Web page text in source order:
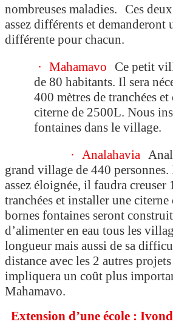
nombreuses maladies. Ces
assez différents et demanderont
différente pour chacun.
· Mahamavo Ce petit
de 80 habitants. Il sera
400 mètres de tranchées
citerne de 2500L. Nous
fontaines dans le village.
· Analahavia
grand village de 440 personnes.
assez éloignée, il faudra creuser
tranchées et installer une
bornes fontaines seront
d’alimenter en eau tous les
longueur mais aussi de sa
distance avec les 2 autres
impliquera un coût plus
Mahamavo.
Extension d’une école :